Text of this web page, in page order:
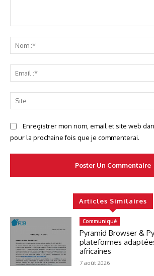
Enregistrer mon nom, email et site web
pour la prochaine fois que je commenterai.
Articles Similaires
Communiqué
Pyramid Browser &
plateformes
africaines
7 août 2026